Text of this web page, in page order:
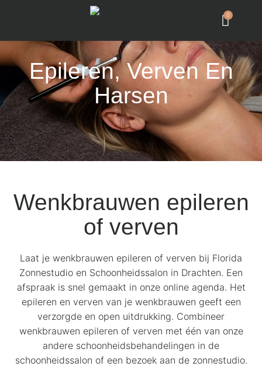
0
Epileren, Verven En
Harsen
Wenkbrauwen epileren
of verven
Laat je wenkbrauwen epileren of verven bij Florida
Zonnestudio en Schoonheidssalon in Drachten. Een
afspraak is snel gemaakt in onze online agenda. Het
epileren en verven van je wenkbrauwen geeft een
verzorgde en open uitdrukking. Combineer
wenkbrauwen epileren of verven met één van onze
andere schoonheidsbehandelingen in de
schoonheidssalon of een bezoek aan de zonnestudio.